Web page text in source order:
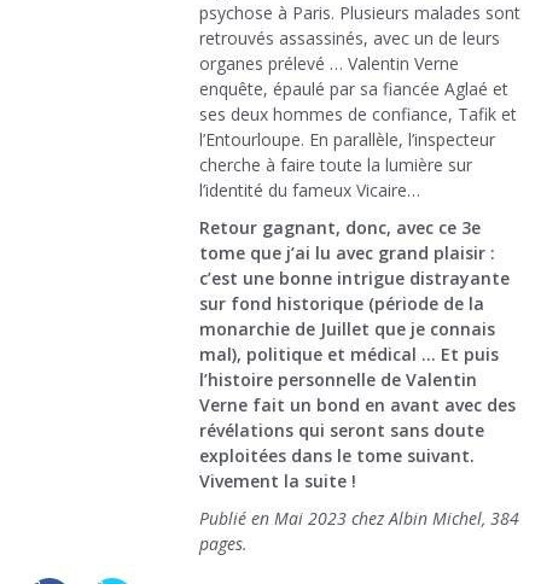
psychose à Paris. Plusieurs malades sont
retrouvés assassinés, avec un de leurs
organes prélevé … Valentin Verne
enquête, épaulé par sa fiancée Aglaé et
ses deux hommes de confiance, Tafik et
l’Entourloupe. En parallèle, l’inspecteur
cherche à faire toute la lumière sur
l’identité du fameux Vicaire…
Retour gagnant, donc, avec ce 3e
tome que j’ai lu avec grand plaisir :
c’est une bonne intrigue distrayante
sur fond historique (période de la
monarchie de Juillet que je connais
mal), politique et médical … Et puis
l’histoire personnelle de Valentin
Verne fait un bond en avant avec des
révélations qui seront sans doute
exploitées dans le tome suivant.
Vivement la suite !
Publié en Mai 2023 chez Albin Michel, 384
pages.